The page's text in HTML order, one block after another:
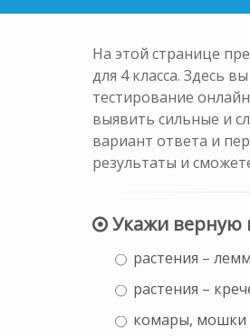
На этой странице
для 4 класса. Здесь
тестирование
выявить сильные и
вариант ответа и
результаты и
Укажи верную
растения –
растения –
комары, мошки